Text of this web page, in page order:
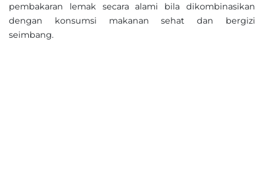
pembakaran lemak secara alami bila dikombinasikan
dengan konsumsi makanan sehat dan bergizi
seimbang.